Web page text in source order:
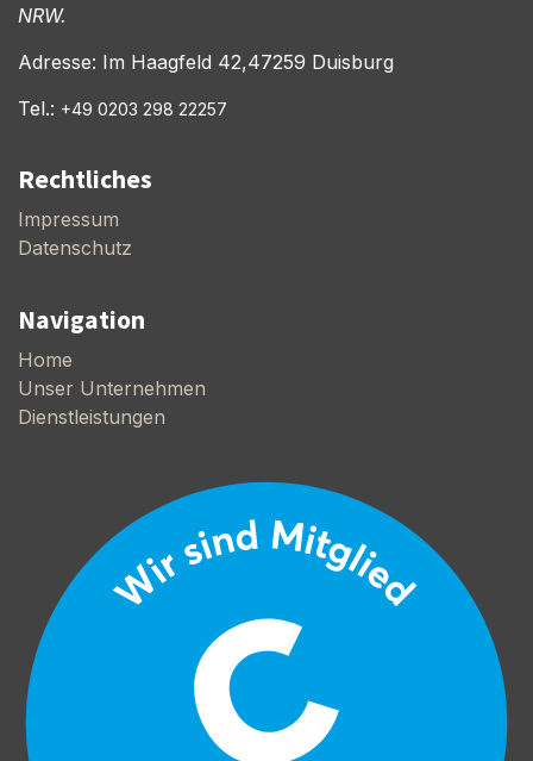
NRW.
Adresse: Im Haagfeld 42,47259 Duisburg
Tel.: +49 0203 298 22257
Rechtliches
Impressum
Datenschutz
Navigation
Home
Unser Unternehmen
Dienstleistungen